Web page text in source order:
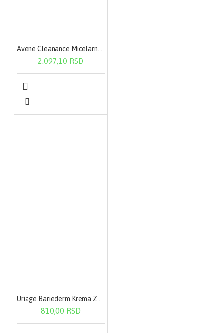
2.097,10 RSD
810,00 RSD